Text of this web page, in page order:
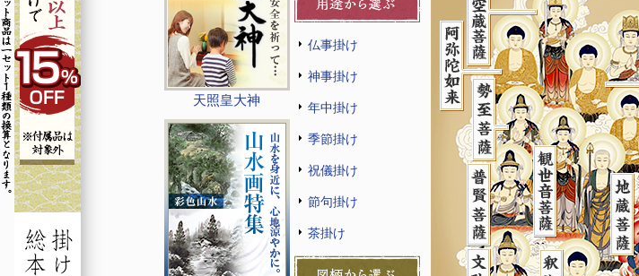
天照皇大神
仏事掛け
神事掛け
年中掛け
季節掛け
祝儀掛け
節句掛け
茶掛け